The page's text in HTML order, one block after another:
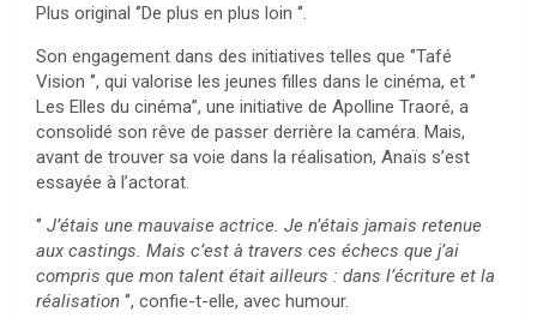
Plus original ‘’De plus en plus loin ‘’.
Son engagement dans des initiatives telles que ‘’Tafé
Vision ‘’, qui valorise les jeunes filles dans le cinéma, et ‘’
Les Elles du cinéma’’, une initiative de Apolline Traoré, a
consolidé son rêve de passer derrière la caméra. Mais,
avant de trouver sa voie dans la réalisation, Anaïs s’est
essayée à l’actorat.
‘’ J’étais une mauvaise actrice. Je n’étais jamais retenue
aux castings. Mais c’est à travers ces échecs que j’ai
compris que mon talent était ailleurs : dans l’écriture et la
réalisation ‘’, confie-t-elle, avec humour.